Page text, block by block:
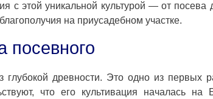
с этой уникальной культурой — от посева
на приусадебном участке.
посевного
древности. Это одно из первых
что его культивация началась на